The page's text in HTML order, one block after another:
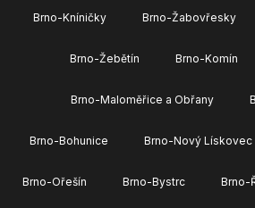
Brno-Kníničky Brno-Žabovřesky
Brno-Žebětín Brno-Komín
Brno-Maloměřice a Obřany
Brno-Bohunice Brno-Nový Lískovec
Brno-Ořešín Brno-Bystrc Brno-